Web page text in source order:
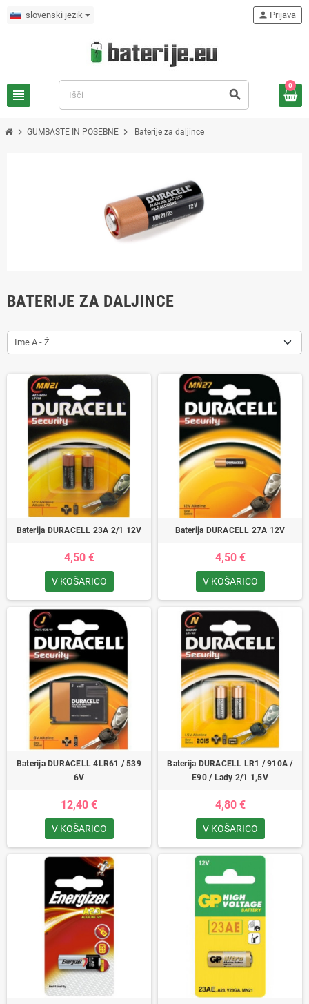
slovenski jezik
view_headline search
person Prijava
0
chevron_right GUMBASTE IN POSEBNE chevron_right Baterije za daljince
BATERIJE ZA DALJINCE
Ime A - Ž
Baterija DURACELL 23A 2/1 12V
4,50 €
V KOŠARICO
Baterija DURACELL 27A 12V
4,50 €
V KOŠARICO
Baterija DURACELL 4LR61 / 539
6V
12,40 €
V KOŠARICO
Baterija DURACELL LR1 / 910A /
E90 / Lady 2/1 1,5V
4,80 €
V KOŠARICO